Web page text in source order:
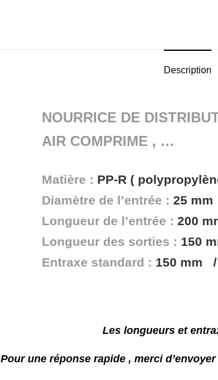
Description
NOURRICE DE
AIR COMPRIME , …
Matière : PP-R (
Diamètre de l’entrée : 25 mm
Longueur de l’entrée : 200
Longueur des sorties : 150
Entraxe standard : 150 mm /
Les longueurs et
Pour une réponse rapide , merci